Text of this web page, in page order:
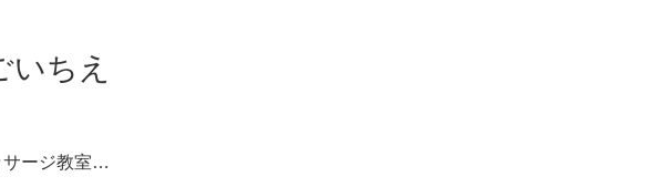
ちえ
ージ教室の